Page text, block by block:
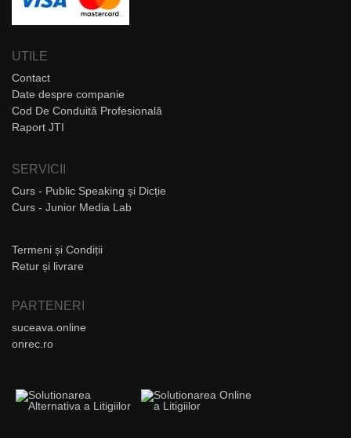
UTILE
Contact
Date despre companie
Cod De Conduită Profesională
Raport JTI
SERVICII
Curs - Public Speaking și Dicție
Curs - Junior Media Lab
Termeni și Condiții
Retur și livrare
PARTENERI
suceava.online
onrec.ro